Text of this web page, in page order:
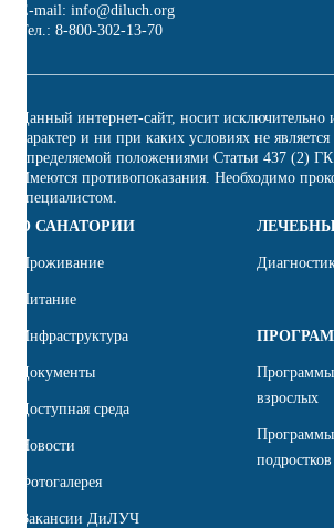
E-mail: info@diluch.org
Тел.: 8-800-302-13-70
Данный интернет-сайт, носит
характер и ни при каких условиях не
определяемой положениями Статьи 437 (2)
Имеются противопоказания. Необходимо
специалистом.
О САНАТОРИИ
Проживание
Питание
Инфраструктура
Документы
Доступная среда
Новости
Фотогалерея
Вакансии ДиЛУЧ
Программы
взрослых
Программы
подростков